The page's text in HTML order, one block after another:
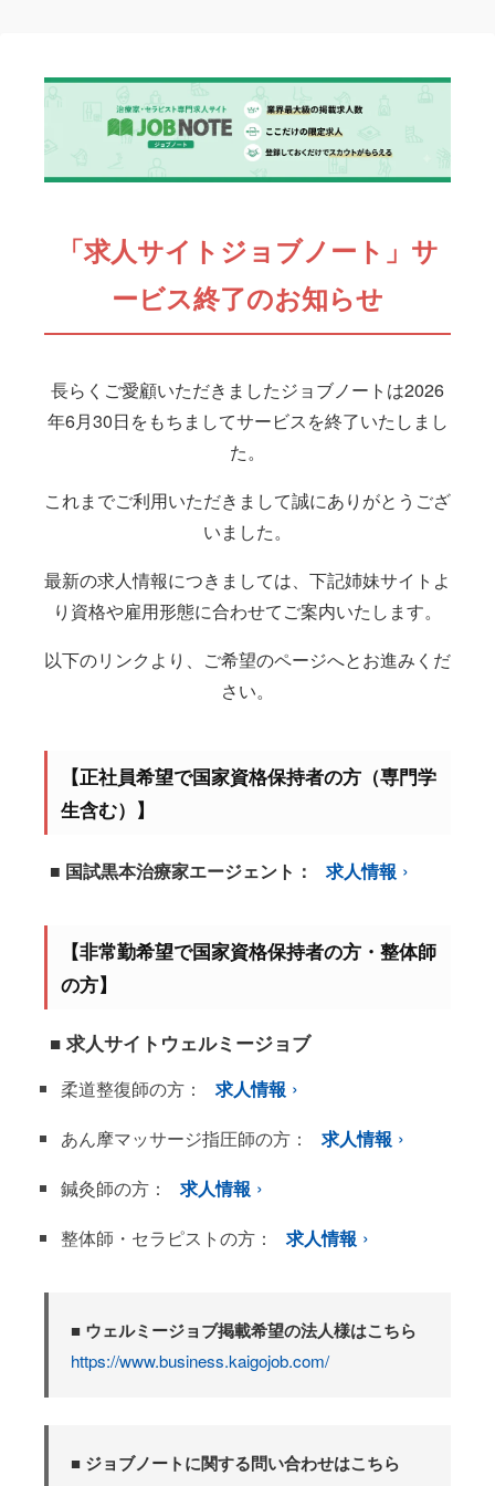
「求人サイトジョブノート」サ
ービス終了のお知らせ
長らくご愛顧いただきましたジョブノートは2026
年6月30日をもちましてサービスを終了いたしまし
た。
これまでご利用いただきまして誠にありがとうござ
いました。
最新の求人情報につきましては、下記姉妹サイトよ
り資格や雇用形態に合わせてご案内いたします。
以下のリンクより、ご希望のページへとお進みくだ
さい。
【正社員希望で国家資格保持者の方（専門学
生含む）】
■ 国試黒本治療家エージェント： 求人情報
【非常勤希望で国家資格保持者の方・整体師
の方】
■ 求人サイトウェルミージョブ
柔道整復師の方：
求人情報
あん摩マッサージ指圧師の方：
求人情報
鍼灸師の方：
求人情報
整体師・セラピストの方：
求人情報
■ ウェルミージョブ掲載希望の法人様はこちら
https://www.business.kaigojob.com/
■ ジョブノートに関する問い合わせはこちら